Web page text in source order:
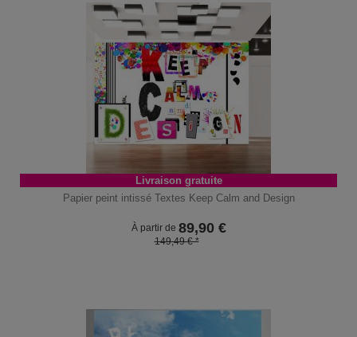
Livraison gratuite
Papier peint intissé Textes Keep Calm and Design
À partir de 89,90€
149,49 € *